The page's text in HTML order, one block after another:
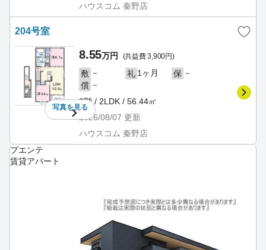
ハウスコム 秦野店
204号室
写真を見る
8.55万円 (共益費 3,900円)
敷 － 礼 1ヶ月 保 －
償 －
2階 / 2LDK / 56.44㎡
2026/08/07 更新
ハウスコム 秦野店
プエンテ
賃貸アパート